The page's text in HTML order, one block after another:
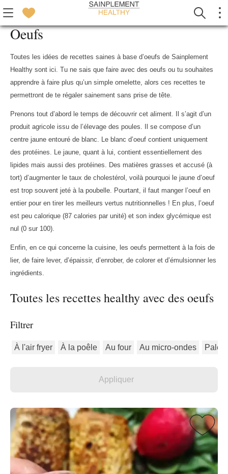
Oeufs
Toutes les idées de recettes saines à base d’oeufs de Sainplement
Healthy sont ici. Tu ne sais que faire avec des oeufs ou tu souhaites
apprendre à faire plus qu’un simple omelette, alors ces recettes te
permettront de te régaler sainement sans prise de tête.
Prenons tout d’abord le temps de découvrir cet aliment. Il s’agit d’un
produit agricole issu de l’élevage des poules. Il se compose d’un
centre jaune entouré de blanc. Le blanc d’oeuf contient uniquement
des protéines. Le jaune, quant à lui, contient essentiellement des
lipides mais aussi des protéines. Des matières grasses et accusé (à
tort) d’augmenter le taux de cholestérol, voilà pourquoi le jaune d’oeuf
est trop souvent jeté à la poubelle. Pourtant, il faut manger l’oeuf en
entier pour en tirer les meilleurs vertus nutritionnelles ! En plus, l’oeuf
est peu calorique (87 calories par unité) et son index glycémique est
nul (0 sur 100).
Enfin, en ce qui concerne la cuisine, les oeufs permettent à la fois de
lier, de faire lever, d’épaissir, d’enrober, de colorer et d’émulsionner les
ingrédients.
Toutes les recettes healthy avec des oeufs
Filtrer
À l'air fryer À la poêle Au four Au micro-ondes Paléo